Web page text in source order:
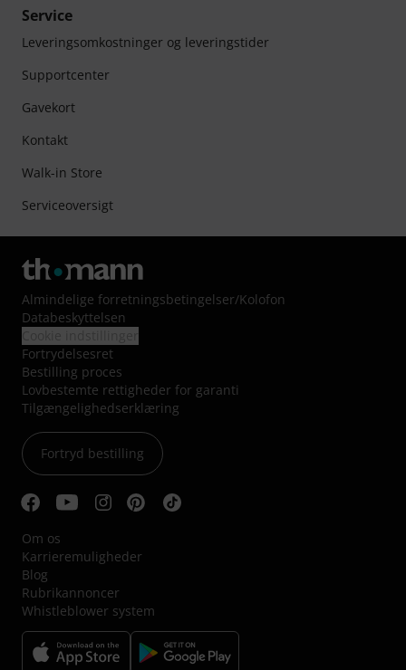
Service
Leveringsomkostninger og leveringstider
Supportcenter
Gavekort
Kontakt
Walk-in Store
Serviceoversigt
Almindelige forretningsbetingelser/Kolofon
Databeskyttelsen
Fortrydelsesret
Bestilling proces
Lovbestemte rettigheder for garanti
Tilgængelighedserklæring
Fortryd bestilling
Om os
Karrieremuligheder
Blog
Rubrikannoncer
Whistleblower system